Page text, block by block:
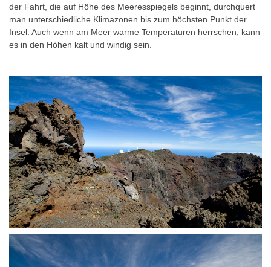
der Fahrt, die auf Höhe des Meeresspiegels beginnt, durchquert
man unterschiedliche Klimazonen bis zum höchsten Punkt der
Insel. Auch wenn am Meer warme Temperaturen herrschen, kann
es in den Höhen kalt und windig sein.